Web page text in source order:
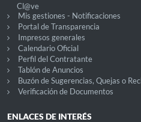
Cl@ve
Mis gestiones - Notificaciones
Portal de Transparencia
Impresos generales
Calendario Oficial
Perfil del Contratante
Tablón de Anuncios
Buzón de Sugerencias, Quejas o
Verificación de Documentos
ENLACES DE INTERÉS